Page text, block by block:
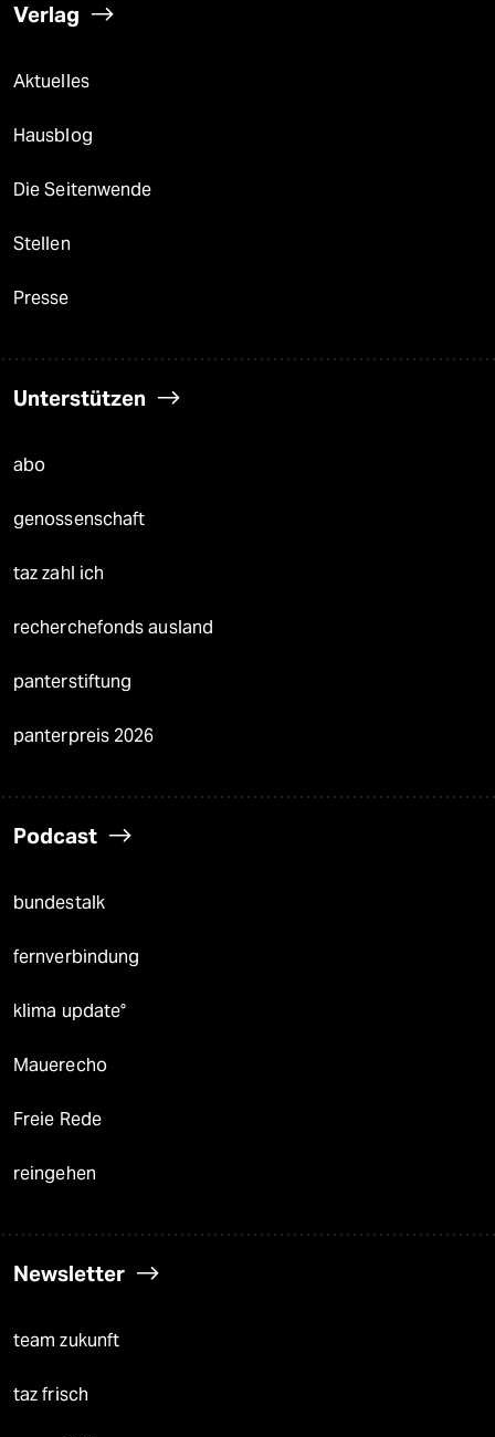
Verlag
Aktuelles
Hausblog
Die Seitenwende
Stellen
Presse
Unterstützen
abo
genossenschaft
taz zahl ich
recherchefonds ausland
panterstiftung
panterpreis 2026
Podcast
bundestalk
fernverbindung
klima update°
Mauerecho
Freie Rede
reingehen
Newsletter
team zukunft
taz frisch